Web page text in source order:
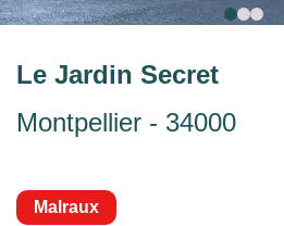
Le Jardin Secret
Montpellier - 34000
Malraux